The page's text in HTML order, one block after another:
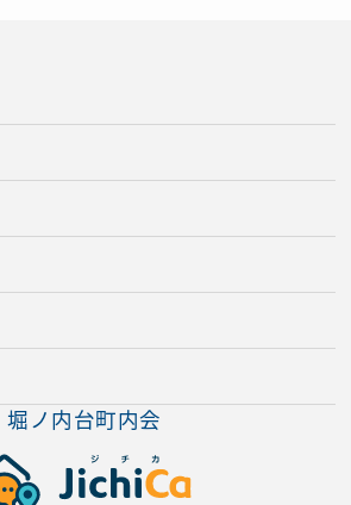
堀ノ内台町内会